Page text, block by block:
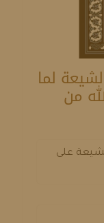
لما
من
على